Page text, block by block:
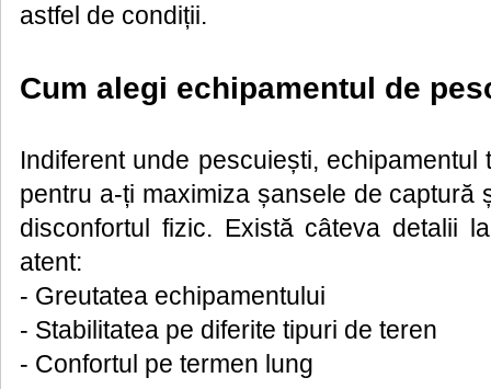
astfel de condiții.
Cum alegi echipamentul de
Indiferent unde pescuiești,
pentru a-ți maximiza șansele de captură
disconfortul fizic. Există câteva detalii
atent:
- Greutatea echipamentului
- Stabilitatea pe diferite tipuri de teren
- Confortul pe termen lung